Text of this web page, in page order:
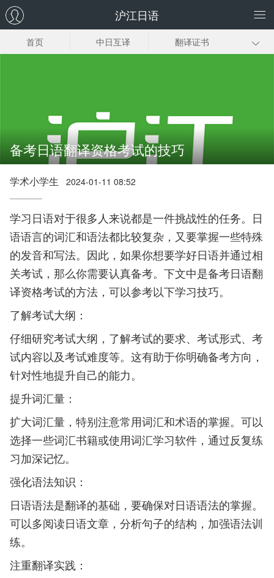
沪江日语
首页 中日互译 翻译证书
备考日语翻译资格考试的技巧
学术小学生 2024-01-11 08:52
学习日语对于很多人来说都是一件挑战性的任务。日
语语言的词汇和语法都比较复杂，又要掌握一些特殊
的发音和写法。因此，如果你想要学好日语并通过相
关考试，那么你需要认真备考。下文中是备考日语翻
译资格考试的方法，可以参考以下学习技巧。
了解考试大纲：
仔细研究考试大纲，了解考试的要求、考试形式、考
试内容以及考试难度等。这有助于你明确备考方向，
针对性地提升自己的能力。
提升词汇量：
扩大词汇量，特别注意常用词汇和术语的掌握。可以
选择一些词汇书籍或使用词汇学习软件，通过反复练
习加深记忆。
强化语法知识：
日语语法是翻译的基础，要确保对日语语法的掌握。
可以多阅读日语文章，分析句子的结构，加强语法训
练。
注重翻译实践：